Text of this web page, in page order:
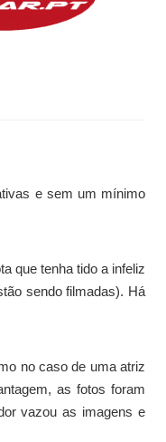
e sem um mínimo
que tenha tido a infeliz
sendo filmadas). Há
no caso de uma atriz
as fotos foram
vazou as imagens e